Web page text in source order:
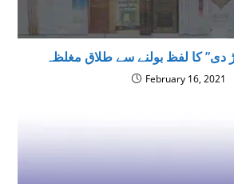
دی” كا لفظ بولنے سے طلاق مغلظہ
February 16, 2021